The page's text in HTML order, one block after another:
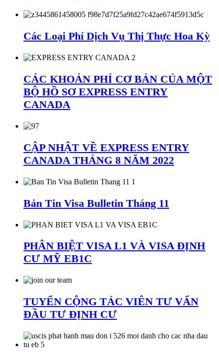
Các Loại Phí Dịch Vụ Thị Thực Hoa Kỳ
CÁC KHOẢN PHÍ CƠ BẢN CỦA MỘT
BỘ HỒ SƠ EXPRESS ENTRY
CANADA
CẬP NHẬT VỀ EXPRESS ENTRY
CANADA THÁNG 8 NĂM 2022
Bản Tin Visa Bulletin Tháng 11
PHÂN BIỆT VISA L1 VÀ VISA ĐỊNH
CƯ MỸ EB1C
TUYỂN CỘNG TÁC VIÊN TƯ VẤN
ĐẦU TƯ ĐỊNH CƯ